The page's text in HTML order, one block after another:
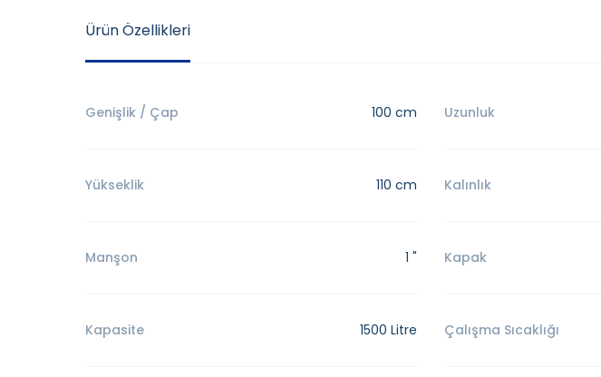
Ürün Özellikleri
Genişlik / Çap 100 cm Uzunluk
Yükseklik 110 cm Kalınlık
Manşon 1 " Kapak
Kapasite 1500 Litre Çalışma Sıcaklığı